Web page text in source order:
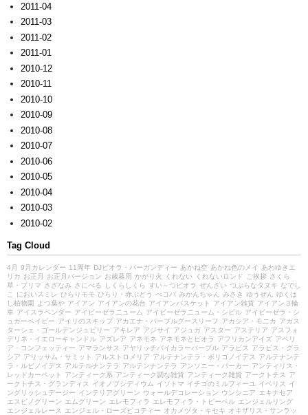
2011-04
2011-03
2011-02
2011-01
2010-12
2010-11
2010-10
2010-09
2010-08
2010-07
2010-06
2010-05
2010-04
2010-03
2010-02
Tag Cloud
4月 9月カレンダー 11周年 DJビオラ・バーガンディー あかね空 あかね色のメイ
あわゆきエ
リカ お正月 お正月バージョン お歳暮用 かがり火 くれない くれないロンド ご挨拶 さくら
草・プリマ さざなみ さにべる しくらしくら すい～つビオラ ぜんざい つぶらなタヌキ なでし
こ
においスミレ ひらりモモ ひらり・赤ぶどう べコパ みかんちゃん みさき ゆうぜん
ゆくは
し植物園
よつ葉や アイアン アイアンの花台 アイアンバスケット アイアン雑貨 アイアン３輪
車 アイスラベンダー アイビーゼラニューム アイビーゼラニューム・シビル アイビーゼラ・シ
ュガーベイビー アイリのスキップ アカエナ・パープルグースリーフ アカシア・モニカ アガス
ターシェ・ゴールデンジュビリー アキレア アジサイ アジュガ アスター アステリア アスフォ
デリネ・イエローキャンドル アズレア アネモネ アネモネとビオラ アフリカンアイズ アベリ
ア・コンフェッティー アマランサス アヤリッチバイカラーパープル アラビス
アラビス・グラ
シア アリッサム・サミット アルストロメリア アルテナンテラ・ポリゴノイデス
アルテナンテ
ラ・ルビノイデス
アルテルナンテラ アルテンナンテラ アンソニー・パーカー アンティリス・
レッドカーペット
アンティーク系 アンティーク調な雑貨 アンティーク雑貨 アークトチス
ア
ークトチス・グランディス
イオノプシディウム イソトマ イチゴのミルフィーユ イベリス
イ
ングリッシュデージー インテリアグリーン ウォールデコレーション ウンシニア エキナセア
エスピノグリーン エムグリーン エレモフィラ エレモフィラ・トビーベル エンジェルリング
エンジェルレース
エンジェル・ローズピコティー オカメヅタ・キセキ オキザリス・サンラッ